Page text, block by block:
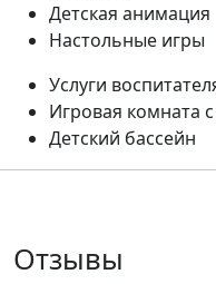
Детская анимация
Настольные игры
Услуги
Игровая комната
Детский бассейн
Отзывы